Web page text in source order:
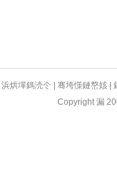
|浜烘墠鎷涜仒 |骞垮憡鏈嶅姟 |
Copyright 漏